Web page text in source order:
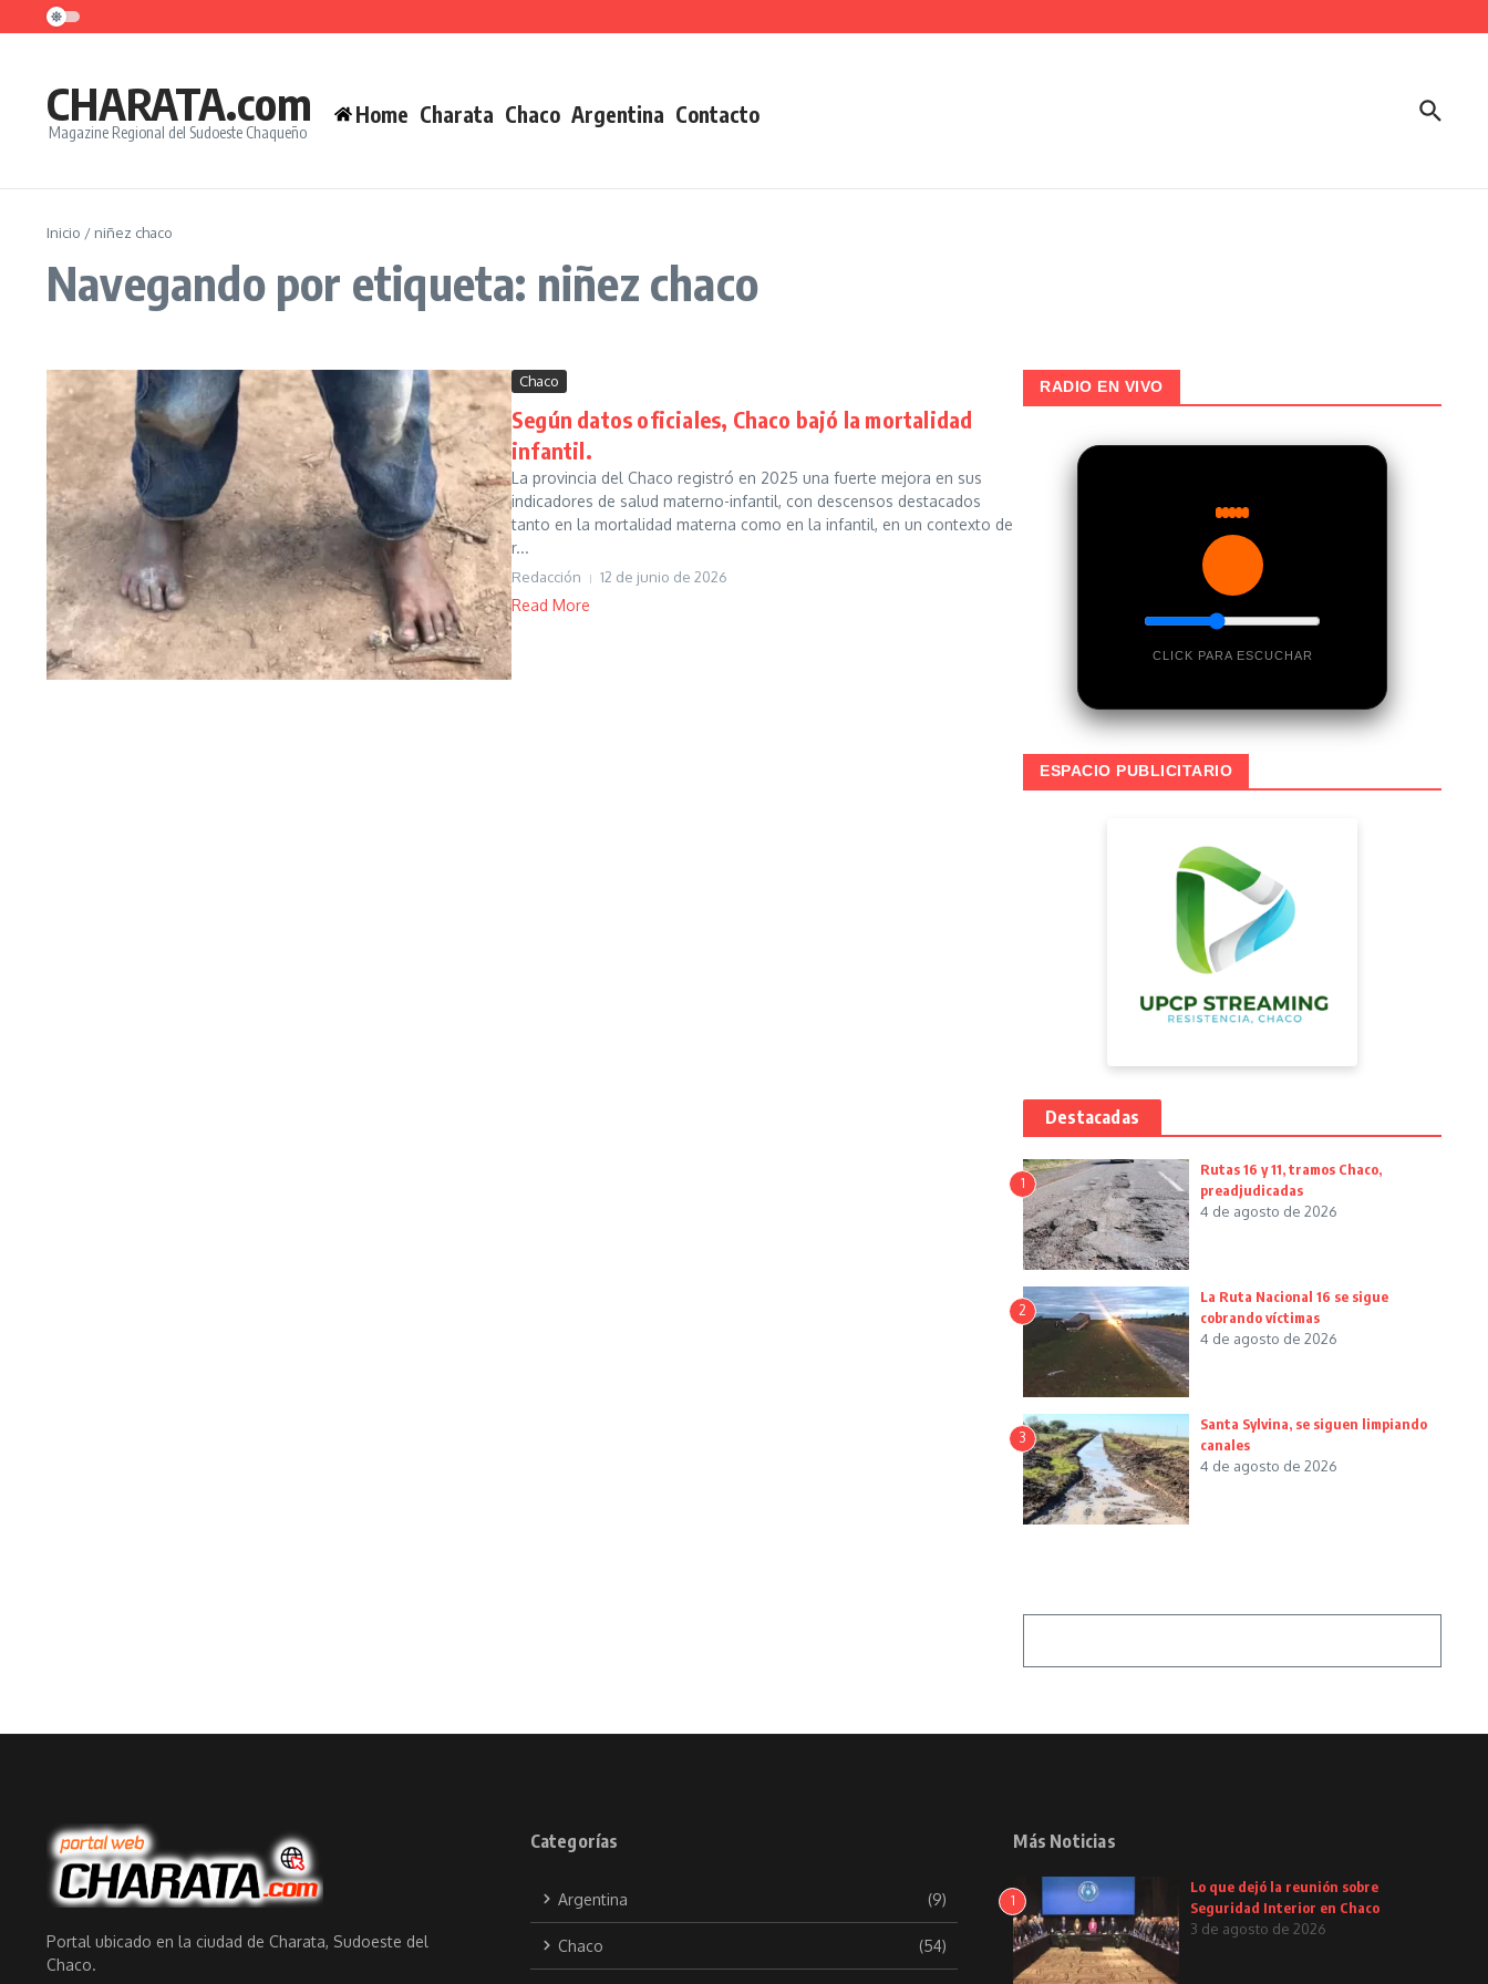
Saltar al contenido
CHARATA.com
Magazine Regional del Sudoeste Chaqueño
Home Charata Chaco Argentina Contacto
Inicio / niñez chaco
Navegando por etiqueta: niñez chaco
Chaco
Según datos oficiales, Chaco bajó la mortalidad
infantil.
La provincia del Chaco registró en 2025 una fuerte mejora en sus
indicadores de salud materno-infantil, con descensos destacados
tanto en la mortalidad materna como en la infantil, en un contexto de
r...
Redacción 12 de junio de 2026
Read More
RADIO EN VIVO
CLICK PARA ESCUCHAR
ESPACIO PUBLICITARIO
Destacadas
1
Rutas 16 y 11, tramos Chaco,
preadjudicadas
4 de agosto de 2026
2
La Ruta Nacional 16 se sigue
cobrando víctimas
4 de agosto de 2026
3
Santa Sylvina, se siguen limpiando
canales
4 de agosto de 2026
Portal ubicado en la ciudad de Charata, Sudoeste del
Chaco.
Categorías
Argentina (9)
Chaco (54)
Más Noticias
1
Lo que dejó la reunión sobre
Seguridad Interior en Chaco
3 de agosto de 2026